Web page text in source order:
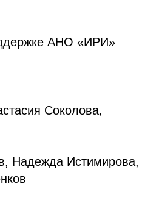
АНО «ИРИ»
Соколова,
Надежда Истимирова,